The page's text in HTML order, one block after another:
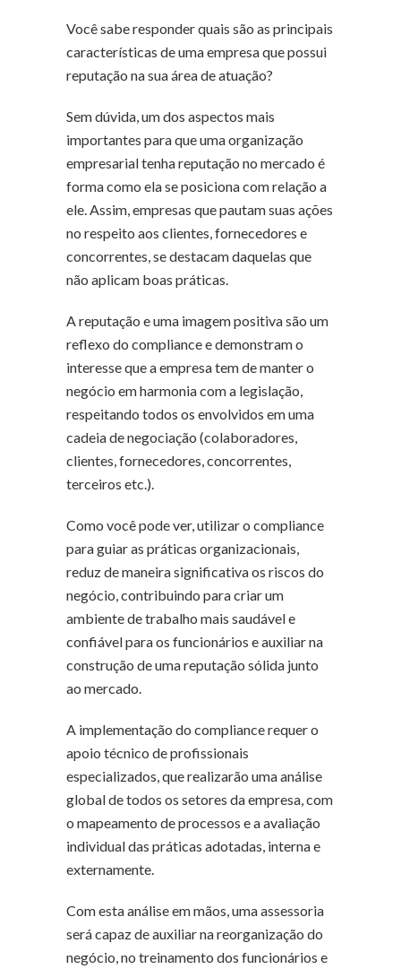
Você sabe responder quais são as principais
características de uma empresa que possui
reputação na sua área de atuação?
Sem dúvida, um dos aspectos mais
importantes para que uma organização
empresarial tenha reputação no mercado é
forma como ela se posiciona com relação a
ele. Assim, empresas que pautam suas ações
no respeito aos clientes, fornecedores e
concorrentes, se destacam daquelas que
não aplicam boas práticas.
A reputação e uma imagem positiva são um
reflexo do compliance e demonstram o
interesse que a empresa tem de manter o
negócio em harmonia com a legislação,
respeitando todos os envolvidos em uma
cadeia de negociação (colaboradores,
clientes, fornecedores, concorrentes,
terceiros etc.).
Como você pode ver, utilizar o compliance
para guiar as práticas organizacionais,
reduz de maneira significativa os riscos do
negócio, contribuindo para criar um
ambiente de trabalho mais saudável e
confiável para os funcionários e auxiliar na
construção de uma reputação sólida junto
ao mercado.
A implementação do compliance requer o
apoio técnico de profissionais
especializados, que realizarão uma análise
global de todos os setores da empresa, com
o mapeamento de processos e a avaliação
individual das práticas adotadas, interna e
externamente.
Com esta análise em mãos, uma assessoria
será capaz de auxiliar na reorganização do
negócio, no treinamento dos funcionários e